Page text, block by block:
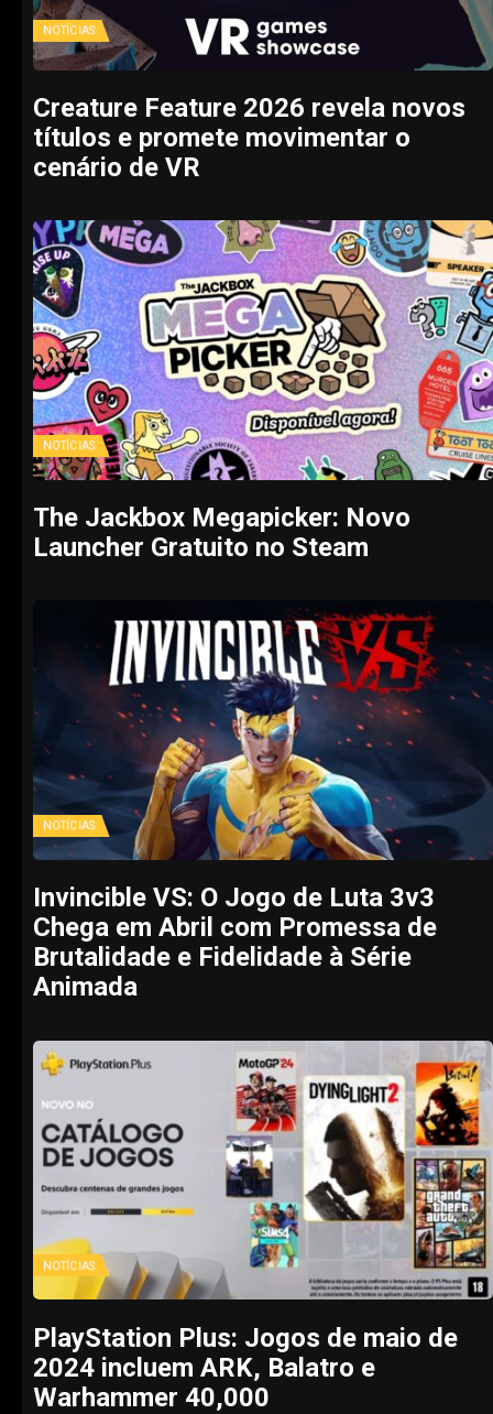
NOTÍCIAS
Creature Feature 2026 revela novos
títulos e promete movimentar o
cenário de VR
NOTÍCIAS
The Jackbox Megapicker: Novo
Launcher Gratuito no Steam
NOTÍCIAS
Invincible VS: O Jogo de Luta 3v3
Chega em Abril com Promessa de
Brutalidade e Fidelidade à Série
Animada
NOTÍCIAS
PlayStation Plus: Jogos de maio de
2024 incluem ARK, Balatro e
Warhammer 40,000